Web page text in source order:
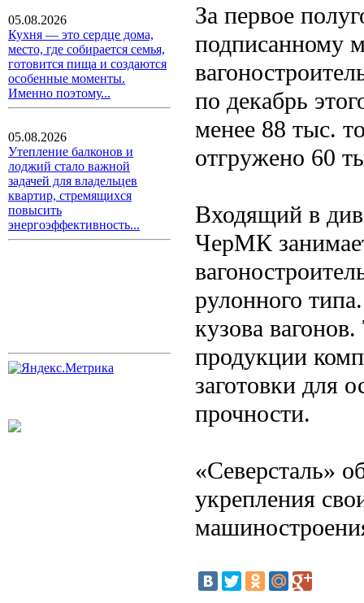
05.08.2026
Кухня — это сердце дома,
место, где собирается семья,
готовится пища и создаются
особенные моменты.
Именно поэтому...
05.08.2026
Утепление балконов и
лоджий стало важной
задачей для владельцев
квартир, стремящихся
повысить
энергоэффективность...
За первое
подписанному
по декабрь
менее 88 тыс.
отгружено 60
Входящий в
ЧерМК
рулонного
кузова
продукции
заготовки для
прочности.
«Северсталь»
укрепления